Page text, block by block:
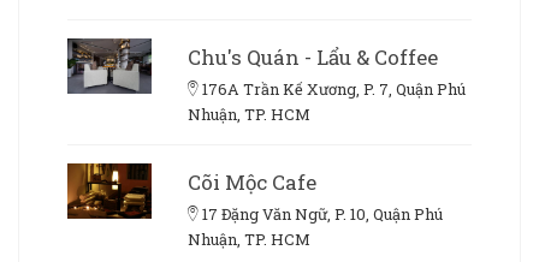
Chu's Quán - Lẩu & Coffee
176A Trần Kế Xương, P. 7, Quận Phú
Nhuận, TP. HCM
Cõi Mộc Cafe
17 Đặng Văn Ngữ, P. 10, Quận Phú
Nhuận, TP. HCM